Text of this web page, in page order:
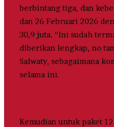
berbintang tiga, dan
dan 26 Februari 2026
30,9 juta. “Ini sudah
diberikan lengkap, no
Salwaty, sebagaimana
selama ini.
Kemudian untuk paket